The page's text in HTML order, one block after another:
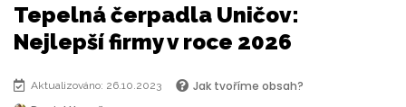
Tepelná čerpadla Uničov:
Nejlepší firmy v roce 2026
Aktualizováno: 26.10.2023
Jak tvoříme obsah?